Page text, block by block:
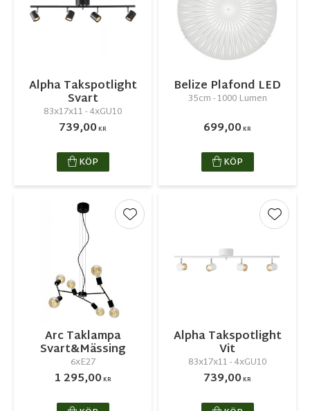
Alpha Takspotlight
Svart
83x17x11 - 4xGU10
739,00KR
KÖP
Belize Plafond LED
35cm - 1000 Lumen
699,00KR
KÖP
Arc Taklampa
Svart&Mässing
6xE27
1 295,00KR
Lägg till i favoriter
Alpha Takspotlight
Vit
83x17x11 - 4xGU10
739,00KR
Lägg